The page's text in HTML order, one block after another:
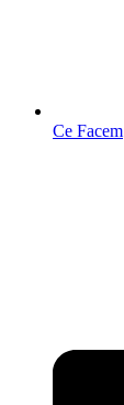
Ce Facem